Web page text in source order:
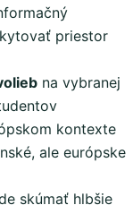
priestor
na vybranej
kontexte
ale európske
skúmať hlbšie